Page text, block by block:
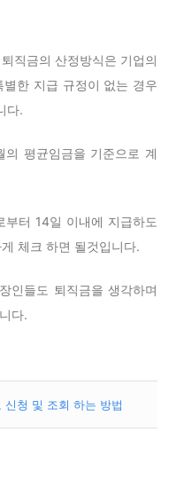
직금의 산정방식은 기업의
한 지급 규정이 없는 경우
다.
평균임금을 기준으로 계
터 14일 이내에 지급하도
체크 하면 될것입니다.
인들도 퇴직금을 생각하며
다.
청 및 조회 하는 방법